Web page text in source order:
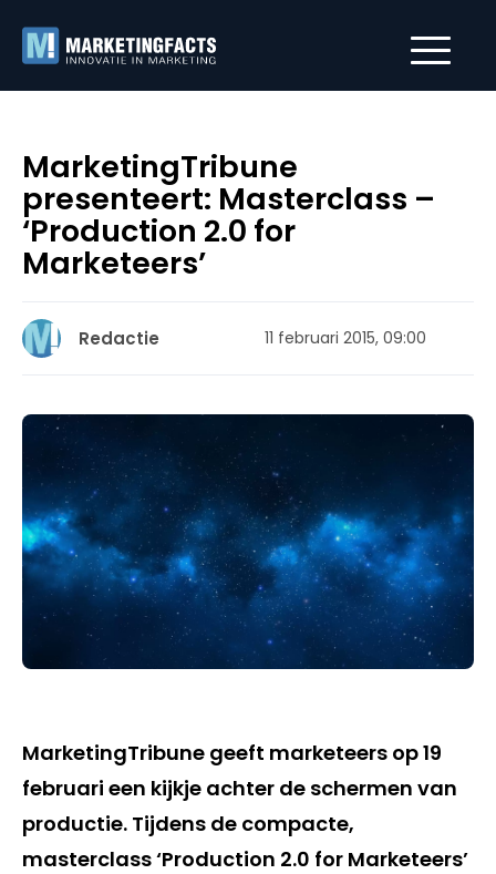
MarketingTribune
presenteert: Masterclass –
‘Production 2.0 for
Marketeers’
Redactie 11 februari 2015, 09:00
MarketingTribune geeft marketeers op 19
februari een kijkje achter de schermen van
productie. Tijdens de compacte,
masterclass ‘Production 2.0 for Marketeers’